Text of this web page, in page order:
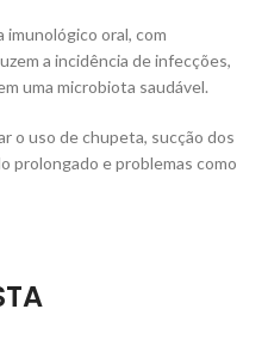
oral, com
a incidência de infecções,
uma microbiota saudável.
o uso de chupeta, sucção dos
prolongado e problemas como